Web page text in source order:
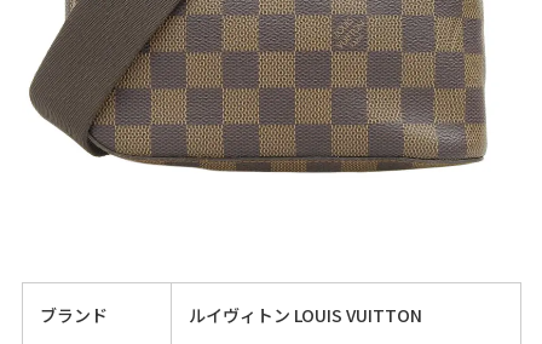
ブランド ルイヴィトン LOUIS VUITTON